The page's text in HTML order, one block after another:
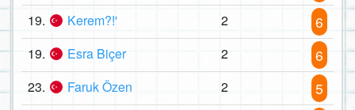
19. Kerem?!' 2 6
19. Esra Biçer 2 6
23. Faruk Özen 2 5